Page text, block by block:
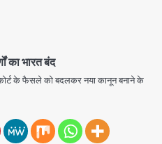
का भारत बंद
के फैसले को बदलकर नया कानून बनाने के